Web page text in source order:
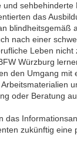
sehbehinderte
das
blindheitsgemäß
nach einer
Leben nicht
Würzburg
den Umgang mit
oder Beratung
das
zukünftig eine